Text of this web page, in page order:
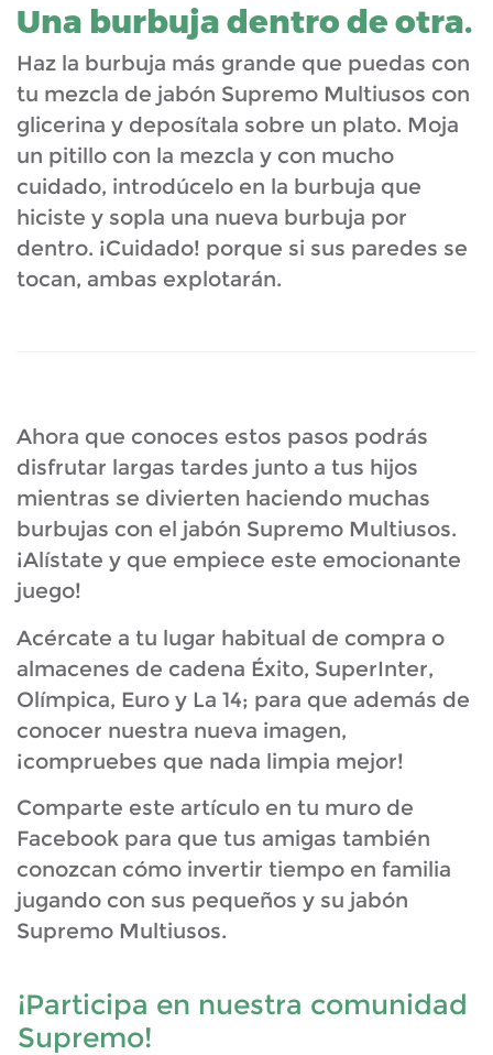
Una burbuja dentro de otra.
Haz la burbuja más grande que puedas con
tu mezcla de jabón Supremo Multiusos con
glicerina y deposítala sobre un plato. Moja
un pitillo con la mezcla y con mucho
cuidado, introdúcelo en la burbuja que
hiciste y sopla una nueva burbuja por
dentro. ¡Cuidado! porque si sus paredes se
tocan, ambas explotarán.
Ahora que conoces estos pasos podrás
disfrutar largas tardes junto a tus hijos
mientras se divierten haciendo muchas
burbujas con el jabón Supremo Multiusos.
¡Alístate y que empiece este emocionante
juego!
Acércate a tu lugar habitual de compra o
almacenes de cadena Éxito, SuperInter,
Olímpica, Euro y La 14; para que además de
conocer nuestra nueva imagen,
¡compruebes que nada limpia mejor!
Comparte este artículo en tu muro de
Facebook para que tus amigas también
conozcan cómo invertir tiempo en familia
jugando con sus pequeños y su jabón
Supremo Multiusos.
¡Participa en nuestra comunidad
Supremo!